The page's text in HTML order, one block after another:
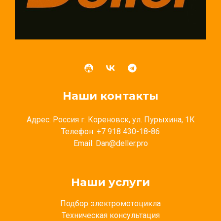
Наши контакты
Адрес: Россия г. Кореновск, ул. Пурыхина, 1К
Телефон: +7 918 430-18-86
Email: Dan@deller.pro
Наши услуги
Подбор электромотоцикла
Техническая консультация